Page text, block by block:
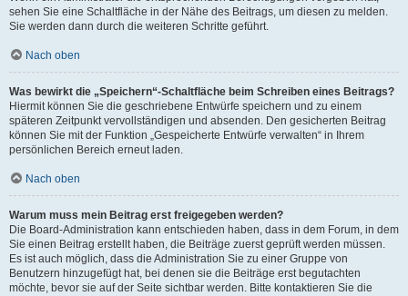
sehen Sie eine Schaltfläche in der Nähe des Beitrags, um diesen zu melden.
Sie werden dann durch die weiteren Schritte geführt.
Nach oben
Was bewirkt die „Speichern“-Schaltfläche beim Schreiben eines Beitrags?
Hiermit können Sie die geschriebene Entwürfe speichern und zu einem
späteren Zeitpunkt vervollständigen und absenden. Den gesicherten Beitrag
können Sie mit der Funktion „Gespeicherte Entwürfe verwalten“ in Ihrem
persönlichen Bereich erneut laden.
Nach oben
Warum muss mein Beitrag erst freigegeben werden?
Die Board-Administration kann entschieden haben, dass in dem Forum, in dem
Sie einen Beitrag erstellt haben, die Beiträge zuerst geprüft werden müssen.
Es ist auch möglich, dass die Administration Sie zu einer Gruppe von
Benutzern hinzugefügt hat, bei denen sie die Beiträge erst begutachten
möchte, bevor sie auf der Seite sichtbar werden. Bitte kontaktieren Sie die